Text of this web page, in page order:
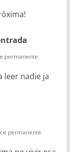
permanente
leer nadie ja
permanente